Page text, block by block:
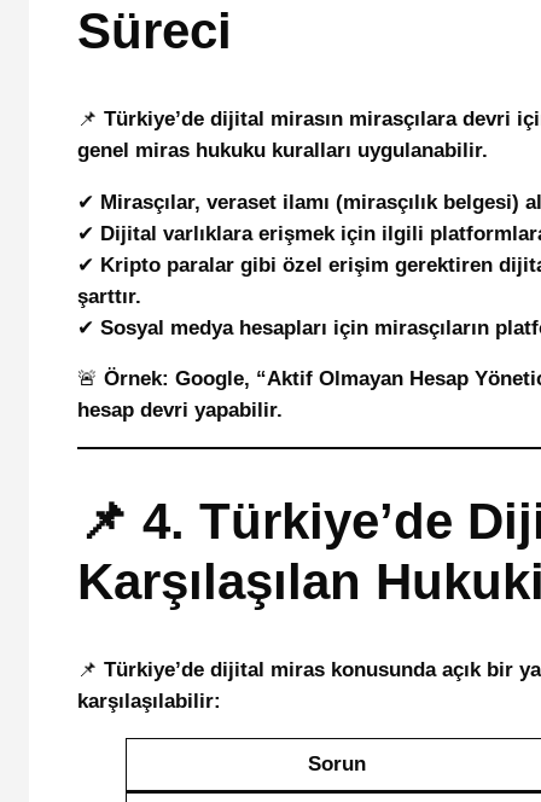
Süreci
📌 Türkiye’de dijital mirasın mirasçılara devri
genel miras hukuku kuralları uygulanabilir.
✔ Mirasçılar, veraset ilamı (mirasçılık
✔ Dijital varlıklara erişmek için ilgili
✔ Kripto paralar gibi özel erişim gerektiren
şarttır.
✔ Sosyal medya hesapları için mirasçıların
🚨 Örnek: Google, “Aktif Olmayan Hesap
hesap devri yapabilir.
📌 4. Türkiye’de
Karşılaşılan
📌 Türkiye’de dijital miras konusunda açık bir
karşılaşılabilir:
Sorun